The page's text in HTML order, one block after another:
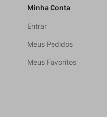
Minha Conta
Entrar
Meus Pedidos
Meus Favoritos